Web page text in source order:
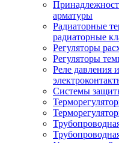
арматуры
Радиаторные
радиаторные
Регуляторы
Регуляторы
Реле давления
Системы